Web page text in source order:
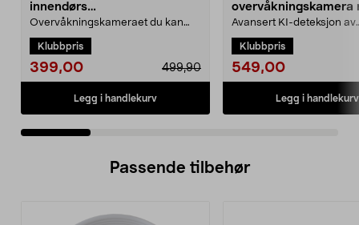
innendørs
overvåkningskamera
Overvåkningskameraet du kan
smart KI. TP-Link Tapo ...
Klubbpris
399,00 499,90
Legg i handlekurv
overvåkningskamera
wifi
Avansert KI-deteksjon av
nattsyn i farger. Reoli...
Klubbpris
549,00
Legg i handlekurv
Passende tilbehør